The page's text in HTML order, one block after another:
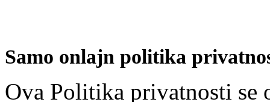
Samo onlajn politika
Ova Politika privatnosti se